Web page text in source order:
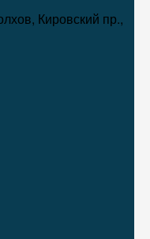
Кировский пр.,